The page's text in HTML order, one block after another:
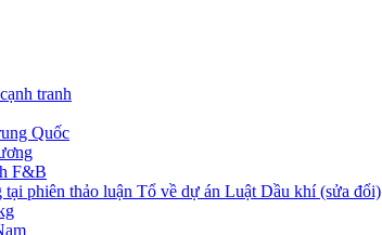
tranh
Quốc
F&B
phiên thảo luận Tổ về dự án Luật Dầu khí (sửa đổi)